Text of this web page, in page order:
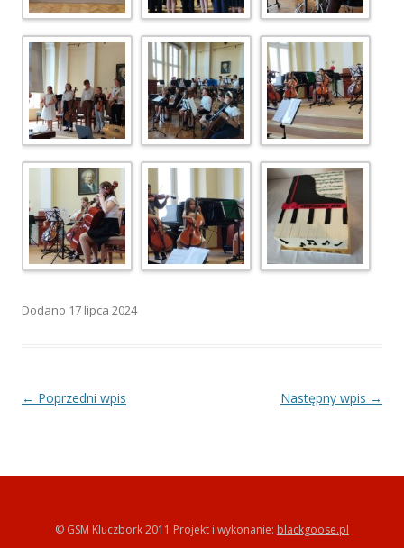
Dodano 17 lipca 2024
Zobacz wpisy
← Poprzedni wpis Następny wpis →
© GSM Kluczbork 2011 Projekt i wykonanie: blackgoose.pl